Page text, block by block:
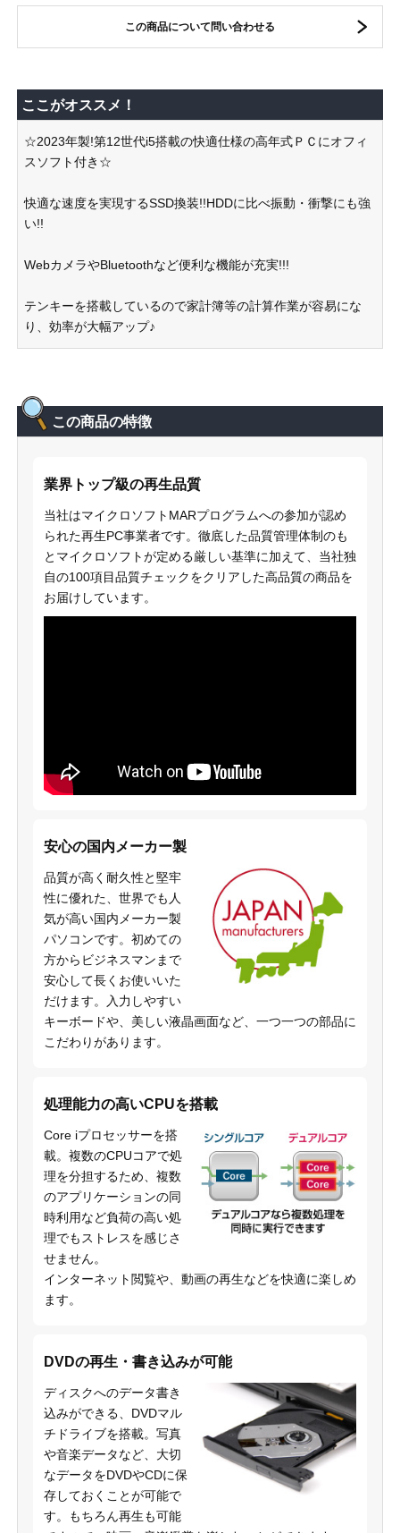
この商品について問い合わせる
ここがオススメ！
☆2023年製!第12世代i5搭載の快適仕様の高年式ＰＣにオフィ
スソフト付き☆
快適な速度を実現するSSD換装!!HDDに比べ振動・衝撃にも強
い!!
WebカメラやBluetoothなど便利な機能が充実!!!
テンキーを搭載しているので家計簿等の計算作業が容易にな
り、効率が大幅アップ♪
この商品の特徴
業界トップ級の再生品質
当社はマイクロソフトMARプログラムへの参加が認め
られた再生PC事業者です。徹底した品質管理体制のも
とマイクロソフトが定める厳しい基準に加えて、当社独
自の100項目品質チェックをクリアした高品質の商品を
お届けしています。
安心の国内メーカー製
品質が高く耐久性と堅牢
性に優れた、世界でも人
気が高い国内メーカー製
パソコンです。初めての
方からビジネスマンまで
安心して長くお使いいた
だけます。入力しやすい
キーボードや、美しい液晶画面など、一つ一つの部品に
こだわりがあります。
処理能力の高いCPUを搭載
Core iプロセッサーを搭
載。複数のCPUコアで処
理を分担するため、複数
のアプリケーションの同
時利用など負荷の高い処
理でもストレスを感じさ
せません。
インターネット閲覧や、動画の再生などを快適に楽しめ
ます。
DVDの再生・書き込みが可能
ディスクへのデータ書き
込みができる、DVDマル
チドライブを搭載。写真
や音楽データなど、大切
なデータをDVDやCDに保
存しておくことが可能で
す。もちろん再生も可能